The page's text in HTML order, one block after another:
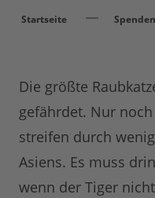
Startseite
Die größte
gefährdet. Nur
streifen durch
Asiens. Es muss
wenn der Tiger